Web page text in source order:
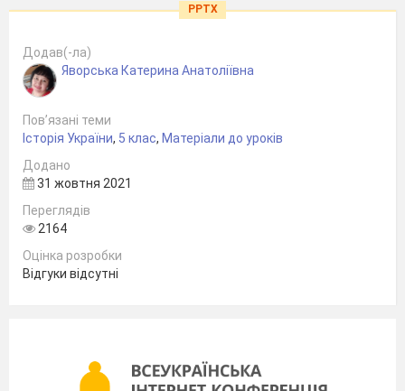
PPTX
Додав(-ла)
Яворська Катерина Анатоліївна
Пов’язані теми
Історія України, 5 клас, Матеріали до уроків
Додано
31 жовтня 2021
Переглядів
2164
Оцінка розробки
Відгуки відсутні